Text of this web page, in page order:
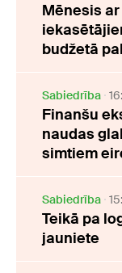
Mēnesis ar
budžetā
Sabiedrība
Finanšu
naudas
simtiem
Sabiedrība
Teikā pa
jauniete